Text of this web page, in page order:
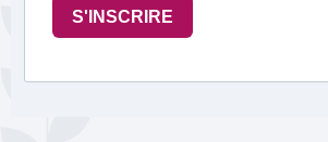
S'INSCRIRE